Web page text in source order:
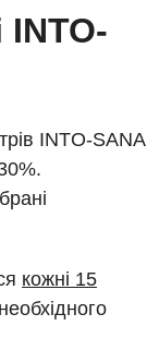
неврології
INTO-SANA
кожні 15